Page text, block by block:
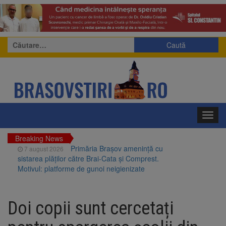
Caută
după:
Breaking News
7 august 2026
Primăria Brașov amenință cu
sistarea plăților către Brai-Cata și Comprest.
Motivul: platforme de gunoi neigienizate
Piața Star din Brașov au fost demolate
Doi copii sunt cercetați